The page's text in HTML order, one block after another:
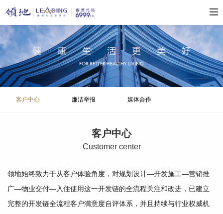
客户中心 廉洁举报 媒体合作
客户中心
Customer center
领地始终致力于从客户体验角度，对规划设计—开发施工—营销推
广—物业交付—入住使用这一开发链的全流程关注和改进，已建立
完整的开发链全流程客户满意度自评体系，并且持续与行业权威机